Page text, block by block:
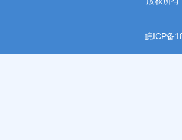
皖ICP备